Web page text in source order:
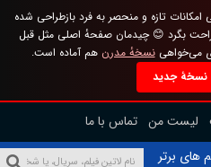
تازه و منحصر به فرد بازطراحی شده
بگرد 😊 چیدمان صفحهٔ اصلی مثل قبل
می‌خواهینسخهٔ مدرن هم آماده است.
نسخهٔ جدید
لیست من تماس با ما
های برتر